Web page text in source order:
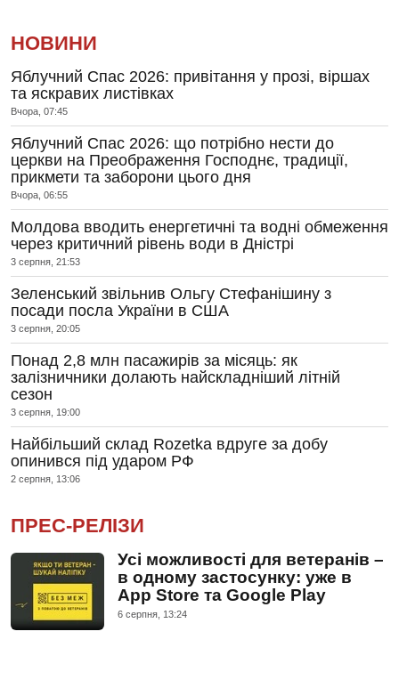
НОВИНИ
Яблучний Спас 2026: привітання у прозі, віршах
та яскравих листівках
Вчора, 07:45
Яблучний Спас 2026: що потрібно нести до
церкви на Преображення Господнє, традиції,
прикмети та заборони цього дня
Вчора, 06:55
Молдова вводить енергетичні та водні обмеження
через критичний рівень води в Дністрі
3 серпня, 21:53
Зеленський звільнив Ольгу Стефанішину з
посади посла України в США
3 серпня, 20:05
Понад 2,8 млн пасажирів за місяць: як
залізничники долають найскладніший літній
сезон
3 серпня, 19:00
Найбільший склад Rozetka вдруге за добу
опинився під ударом РФ
2 серпня, 13:06
ПРЕС-РЕЛІЗИ
Усі можливості для ветеранів –
в одному застосунку: уже в
App Store та Google Play
6 серпня, 13:24